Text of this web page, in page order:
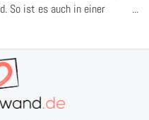
So ist es auch in einer
und helfen in
„Leben für zwei“
für Deinen Schatz
Du so ein Geschenk,
Tränen rührst.